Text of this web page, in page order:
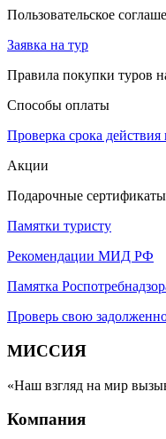
Пользовательское
Заявка на тур
Правила покупки туров
Способы оплаты
Проверка срока действия
Акции
Подарочные сертификаты
Памятки туристу
Рекомендации МИД РФ
Памятка
Проверь свою
МИССИЯ
«Наш взгляд на мир
Компания